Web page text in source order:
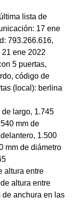
lista de
17 ene
793.266.616,
ene 2022
5 puertas,
código de
(local): berlina
largo, 1.745
mm de
1.500
mm de diámetro
altura entre
altura entre
de anchura en las